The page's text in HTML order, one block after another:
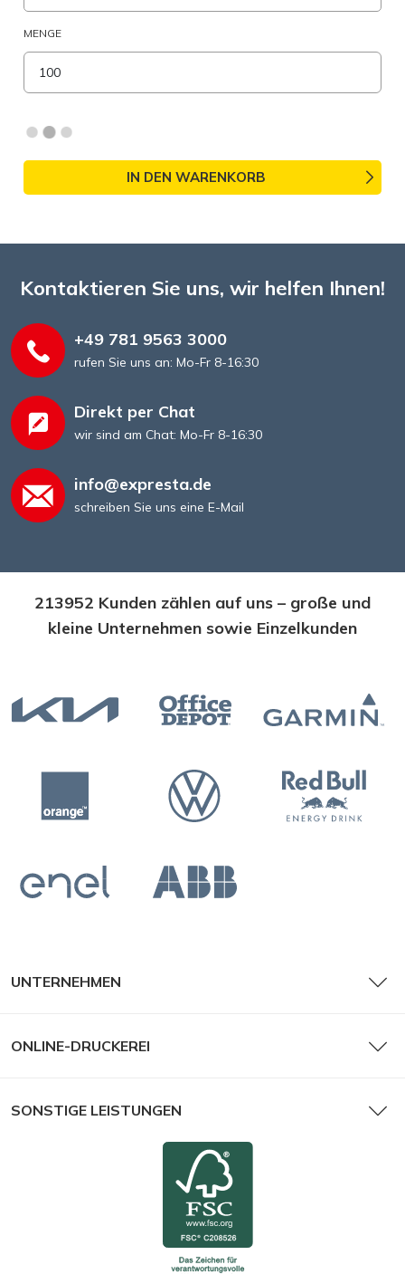
MENGE
IN DEN WARENKORB
Kontaktieren Sie uns, wir helfen Ihnen!
+49 781 9563 3000
rufen Sie uns an: Mo-Fr 8-16:30
Direkt per Chat
wir sind am Chat: Mo-Fr 8-16:30
info@expresta.de
schreiben Sie uns eine E-Mail
213952 Kunden zählen auf uns – große und
kleine Unternehmen sowie Einzelkunden
UNTERNEHMEN
ONLINE-DRUCKEREI
SONSTIGE LEISTUNGEN